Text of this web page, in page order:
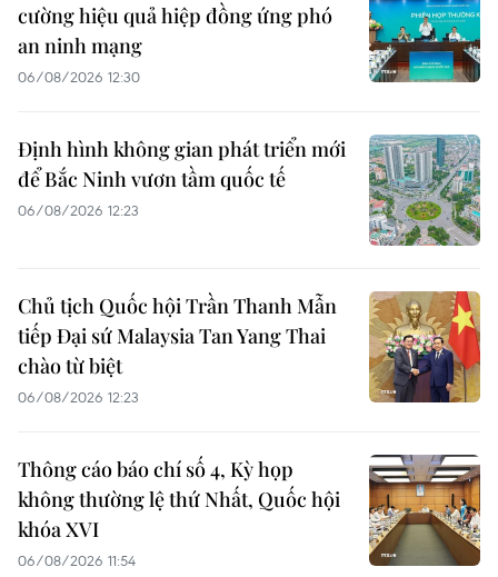
cường hiệu quả hiệp đồng ứng phó
an ninh mạng
06/08/2026 12:30
Định hình không gian phát triển mới
để Bắc Ninh vươn tầm quốc tế
06/08/2026 12:23
Chủ tịch Quốc hội Trần Thanh Mẫn
tiếp Đại sứ Malaysia Tan Yang Thai
chào từ biệt
06/08/2026 12:23
Thông cáo báo chí số 4, Kỳ họp
không thường lệ thứ Nhất, Quốc hội
khóa XVI
06/08/2026 11:54